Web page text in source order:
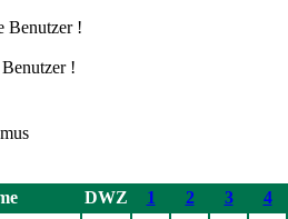
Benutzer !
!
DWZ 1 2 3
4